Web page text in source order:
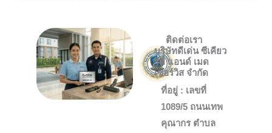
ติดต่อเรา
บริษัทดีเด่น ซีเคียว
ริตี้ แอนด์ เมด
เซอร์วิส จำกัด
ที่อยู่ : เลขที่
1089/5 ถนนเทพ
คุณากร ตำบล